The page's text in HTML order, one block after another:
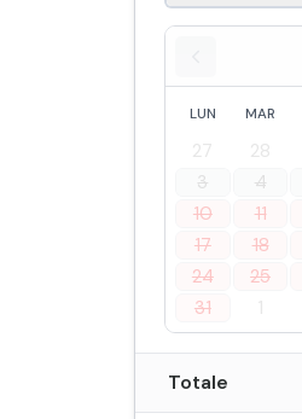
LUN MAR
27 28
3
4
10
11
17
18
24
25
31
1
Totale